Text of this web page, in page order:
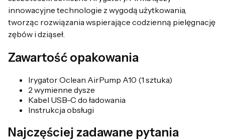
innowacyjne technologie z wygodą użytkowania,
tworząc rozwiązania wspierające codzienną pielęgnację
zębów i dziąseł.
Zawartość opakowania
Irygator Oclean AirPump A10 (1 sztuka)
2 wymienne dysze
Kabel USB-C do ładowania
Instrukcja obsługi
Najczęściej zadawane pytania